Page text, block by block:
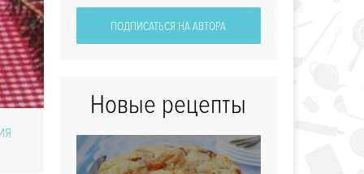
ПОДПИСАТЬСЯ НА АВТОРА
Новые рецепты